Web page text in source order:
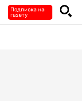
Подписка на
газету